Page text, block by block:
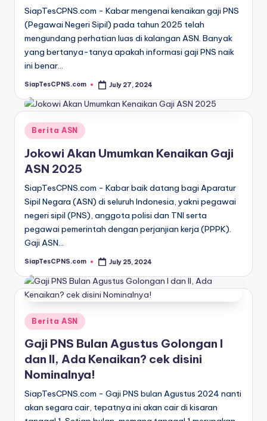
SiapTesCPNS.com - Kabar mengenai kenaikan gaji PNS
(Pegawai Negeri Sipil) pada tahun 2025 telah
mengundang perhatian luas di kalangan ASN. Banyak
yang bertanya-tanya apakah informasi gaji PNS naik
ini benar…
Posted
SiapTesCPNS.com July 27, 2024
Posted
in
Berita ASN
Jokowi Akan Umumkan Kenaikan Gaji
ASN 2025
SiapTesCPNS.com - Kabar baik datang bagi Aparatur
Sipil Negara (ASN) di seluruh Indonesia, yakni pegawai
negeri sipil (PNS), anggota polisi dan TNI serta
pegawai pemerintah dengan perjanjian kerja (PPPK).
Gaji ASN…
Posted
SiapTesCPNS.com July 25, 2024
Posted
in
Berita ASN
Gaji PNS Bulan Agustus Golongan I
dan II, Ada Kenaikan? cek disini
Nominalnya!
SiapTesCPNS.com - Gaji PNS bulan Agustus 2024 nanti
akan segara cair, tepatnya ini akan cair di kisaran